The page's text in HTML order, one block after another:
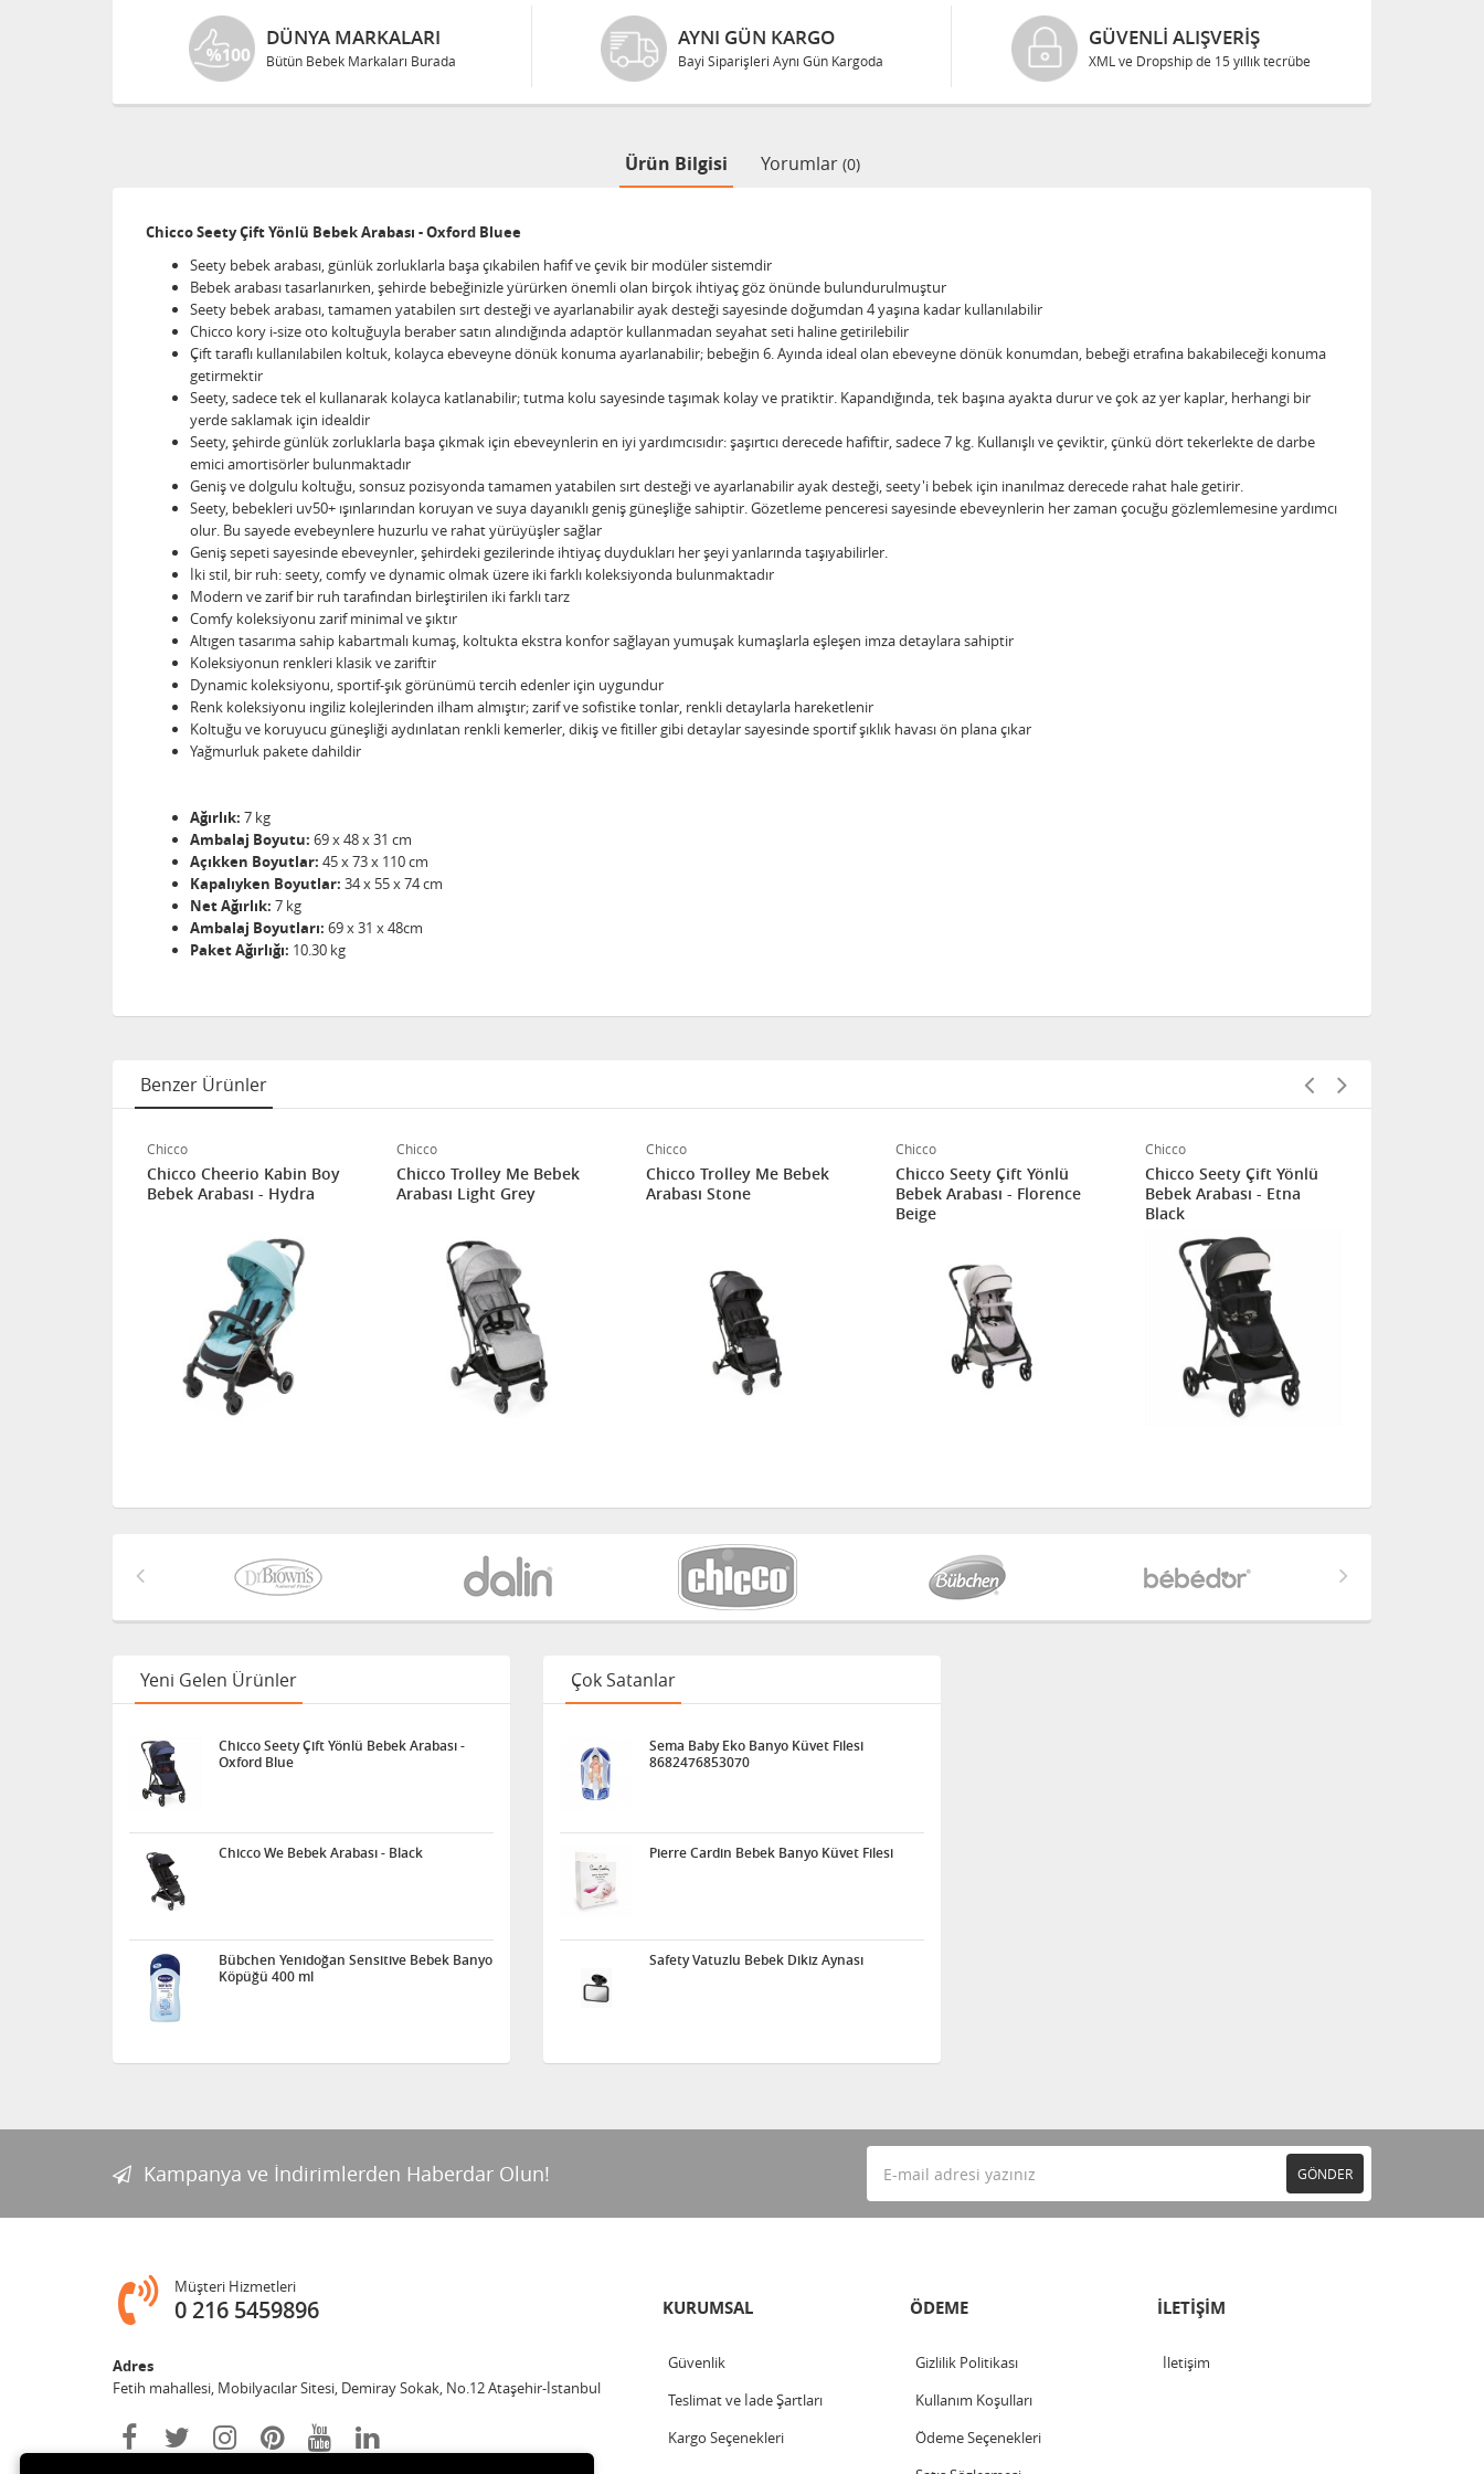
DÜNYA MARKALARI
Bütün Bebek Markaları Burada
AYNI GÜN KARGO
Bayi Siparişleri Aynı Gün Kargoda
GÜVENLI ALIŞVERIŞ
XML ve Dropship de 15 yıllık tecrübe
Ürün Bilgisi Yorumlar (0)
Chicco Seety Çift Yönlü Bebek Arabası - Oxford Bluee
Seety bebek arabası, günlük zorluklarla başa çıkabilen hafif ve çevik bir modüler sistemdir
Bebek arabası tasarlanırken, şehirde bebeğinizle yürürken önemli olan birçok ihtiyaç göz önünde bulundurulmuştur
Seety bebek arabası, tamamen yatabilen sırt desteği ve ayarlanabilir ayak desteği sayesinde doğumdan 4 yaşına kadar kullanılabilir
Chicco kory i-size oto koltuğuyla beraber satın alındığında adaptör kullanmadan seyahat seti haline getirilebilir
Çift taraflı kullanılabilen koltuk, kolayca ebeveyne dönük konuma ayarlanabilir; bebeğin 6. Ayında ideal olan ebeveyne dönük konumdan, bebeği etrafına bakabileceği konuma
getirmektir
Seety, sadece tek el kullanarak kolayca katlanabilir; tutma kolu sayesinde taşımak kolay ve pratiktir. Kapandığında, tek başına ayakta durur ve çok az yer kaplar, herhangi bir
yerde saklamak için idealdir
Seety, şehirde günlük zorluklarla başa çıkmak için ebeveynlerin en iyi yardımcısıdır: şaşırtıcı derecede hafiftir, sadece 7 kg. Kullanışlı ve çeviktir, çünkü dört tekerlekte de darbe
emici amortisörler bulunmaktadır
Geniş ve dolgulu koltuğu, sonsuz pozisyonda tamamen yatabilen sırt desteği ve ayarlanabilir ayak desteği, seety'i bebek için inanılmaz derecede rahat hale getirir.
Seety, bebekleri uv50+ ışınlarından koruyan ve suya dayanıklı geniş güneşliğe sahiptir. Gözetleme penceresi sayesinde ebeveynlerin her zaman çocuğu gözlemlemesine yardımcı
olur. Bu sayede evebeynlere huzurlu ve rahat yürüyüşler sağlar
Geniş sepeti sayesinde ebeveynler, şehirdeki gezilerinde ihtiyaç duydukları her şeyi yanlarında taşıyabilirler.
İki stil, bir ruh: seety, comfy ve dynamic olmak üzere iki farklı koleksiyonda bulunmaktadır
Modern ve zarif bir ruh tarafından birleştirilen iki farklı tarz
Comfy koleksiyonu zarif minimal ve şıktır
Altıgen tasarıma sahip kabartmalı kumaş, koltukta ekstra konfor sağlayan yumuşak kumaşlarla eşleşen imza detaylara sahiptir
Koleksiyonun renkleri klasik ve zariftir
Dynamic koleksiyonu, sportif-şık görünümü tercih edenler için uygundur
Renk koleksiyonu ingiliz kolejlerinden ilham almıştır; zarif ve sofistike tonlar, renkli detaylarla hareketlenir
Koltuğu ve koruyucu güneşliği aydınlatan renkli kemerler, dikiş ve fitiller gibi detaylar sayesinde sportif şıklık havası ön plana çıkar
Yağmurluk pakete dahildir
Ağırlık: 7 kg
Ambalaj Boyutu: 69 x 48 x 31 cm
Açıkken Boyutlar: 45 x 73 x 110 cm
Kapalıyken Boyutlar: 34 x 55 x 74 cm
Net Ağırlık: 7 kg
Ambalaj Boyutları: 69 x 31 x 48cm
Paket Ağırlığı: 10.30 kg
Benzer Ürünler
Chicco
Chicco Cheerio Kabin Boy
Bebek Arabası - Hydra
Chicco
Chicco Trolley Me Bebek
Arabası Light Grey
Chicco
Chicco Trolley Me Bebek
Arabası Stone
Chicco
Chicco Seety Çift Yönlü
Bebek Arabası - Florence
Beige
Chicco
Chicco Seety Çift Yönlü
Bebek Arabası - Etna
Black
Yeni Gelen Ürünler
Chicco Seety Çift Yönlü Bebek Arabası -
Oxford Blue
Chicco We Bebek Arabası - Black
Bübchen Yenidoğan Sensitive Bebek Banyo
Köpüğü 400 ml
Çok Satanlar
Sema Baby Eko Banyo Küvet Filesi
8682476853070
Pierre Cardin Bebek Banyo Küvet Filesi
Safety Vatuzlu Bebek Dikiz Aynası
Kampanya ve İndirimlerden Haberdar Olun! GÖNDER
Müşteri Hizmetleri
0 216 5459896
Adres
Fetih mahallesi, Mobilyacılar Sitesi, Demiray Sokak, No.12 Ataşehir-İstanbul
KURUMSAL
Güvenlik
Teslimat ve İade Şartları
Kargo Seçenekleri
ÖDEME
Gizlilik Politikası
Kullanım Koşulları
Ödeme Seçenekleri
İLETİŞİM
İletişim